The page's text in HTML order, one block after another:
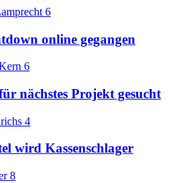
6
online gegangen
6
nächstes Projekt gesucht
4
wird Kassenschlager
8